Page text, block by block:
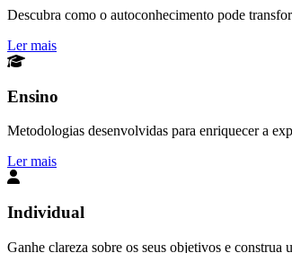
Descubra como o autoconhecimento pode
Ler mais
Ensino
Metodologias desenvolvidas para enriquecer a
Ler mais
Individual
Ganhe clareza sobre os seus objetivos e